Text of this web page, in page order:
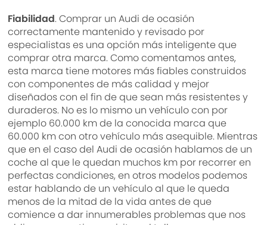
Fiabilidad. Comprar un Audi de ocasión
correctamente mantenido y revisado por
especialistas es una opción más inteligente que
comprar otra marca. Como comentamos antes,
esta marca tiene motores más fiables construidos
con componentes de más calidad y mejor
diseñados con el fin de que sean más resistentes y
duraderos. No es lo mismo un vehículo con por
ejemplo 60.000 km de la conocida marca que
60.000 km con otro vehículo más asequible. Mientras
que en el caso del Audi de ocasión hablamos de un
coche al que le quedan muchos km por recorrer en
perfectas condiciones, en otros modelos podemos
estar hablando de un vehículo al que le queda
menos de la mitad de la vida antes de que
comience a dar innumerables problemas que nos